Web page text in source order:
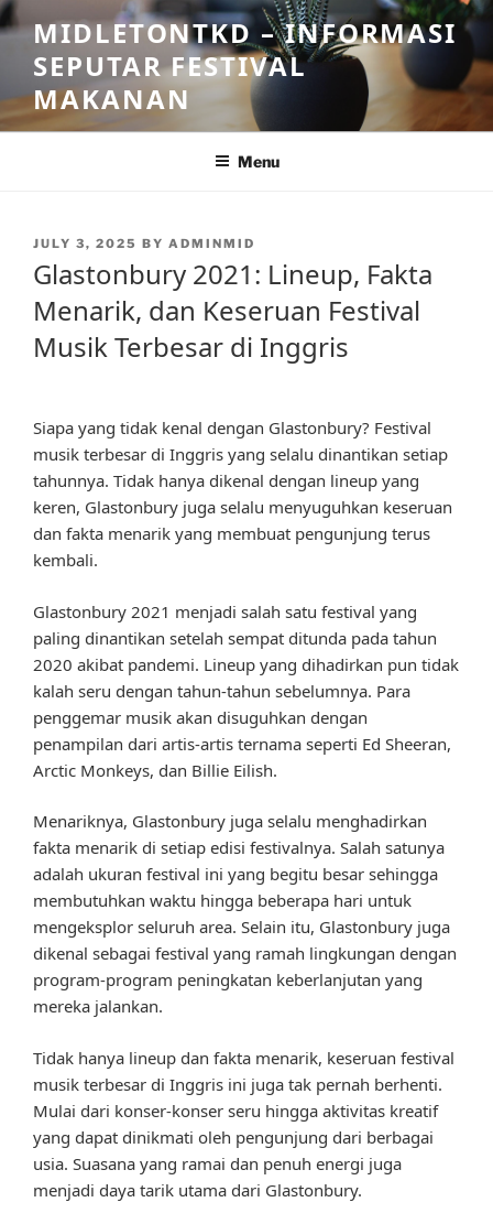
Skip
to
content
MIDLETONTKD – INFORMASI
SEPUTAR FESTIVAL
MAKANAN
Menu
POSTED
ON
JULY 3, 2025 BY ADMINMID
Glastonbury 2021: Lineup, Fakta
Menarik, dan Keseruan Festival
Musik Terbesar di Inggris
Siapa yang tidak kenal dengan Glastonbury? Festival
musik terbesar di Inggris yang selalu dinantikan setiap
tahunnya. Tidak hanya dikenal dengan lineup yang
keren, Glastonbury juga selalu menyuguhkan keseruan
dan fakta menarik yang membuat pengunjung terus
kembali.
Glastonbury 2021 menjadi salah satu festival yang
paling dinantikan setelah sempat ditunda pada tahun
2020 akibat pandemi. Lineup yang dihadirkan pun tidak
kalah seru dengan tahun-tahun sebelumnya. Para
penggemar musik akan disuguhkan dengan
penampilan dari artis-artis ternama seperti Ed Sheeran,
Arctic Monkeys, dan Billie Eilish.
Menariknya, Glastonbury juga selalu menghadirkan
fakta menarik di setiap edisi festivalnya. Salah satunya
adalah ukuran festival ini yang begitu besar sehingga
membutuhkan waktu hingga beberapa hari untuk
mengeksplor seluruh area. Selain itu, Glastonbury juga
dikenal sebagai festival yang ramah lingkungan dengan
program-program peningkatan keberlanjutan yang
mereka jalankan.
Tidak hanya lineup dan fakta menarik, keseruan festival
musik terbesar di Inggris ini juga tak pernah berhenti.
Mulai dari konser-konser seru hingga aktivitas kreatif
yang dapat dinikmati oleh pengunjung dari berbagai
usia. Suasana yang ramai dan penuh energi juga
menjadi daya tarik utama dari Glastonbury.